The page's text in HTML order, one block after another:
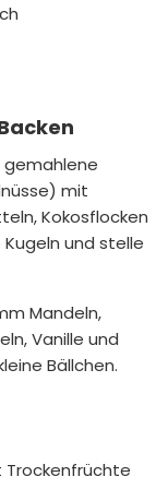
gemahlene
mit
Kokosflocken
und stelle
Mandeln,
Vanille und
Bällchen.
Trockenfrüchte